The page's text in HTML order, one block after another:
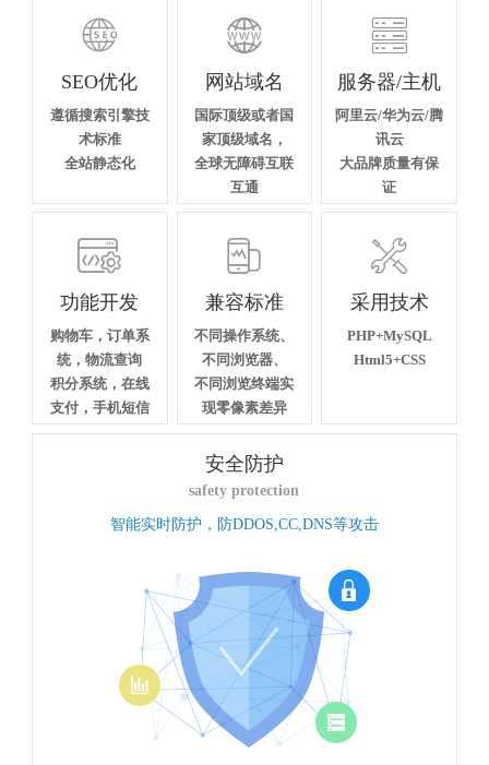

SEO优化
遵循搜索引擎技
术标准
全站静态化

网站域名
国际顶级或者国
家顶级域名，
全球无障碍互联
互通

服务器/主机
阿里云/华为云/腾
讯云
大品牌质量有保
证

功能开发
购物车，订单系
统，物流查询
积分系统，在线
支付，手机短信

兼容标准
不同操作系统、
不同浏览器、
不同浏览终端实
现零像素差异

采用技术
PHP+MySQL
Html5+CSS
安全防护
safety protection
智能实时防护，防DDOS,CC,DNS等攻击